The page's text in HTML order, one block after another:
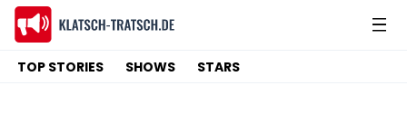
TOP STORIES SHOWS STARS